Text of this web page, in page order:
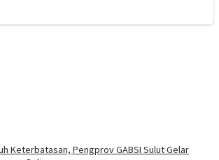
Keterbatasan, Pengprov GABSI Sulut Gelar